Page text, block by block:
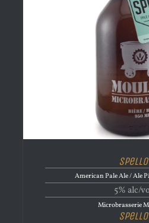
Spello
American Pale Ale / Ale
5% alc/
Microbrasserie
Spello